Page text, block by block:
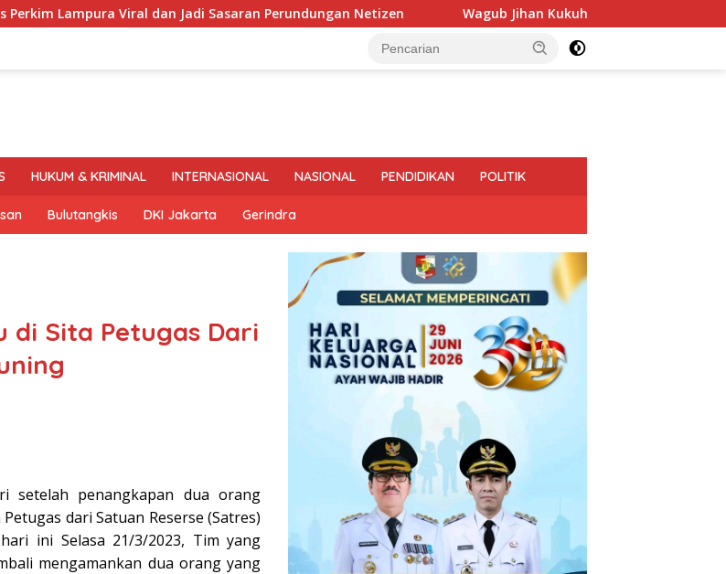
Viral dan Jadi Sasaran Perundungan Netizen Wagub Jihan Kukuhkan Pengurus Mabigus dan
HUKUM & KRIMINAL INTERNASIONAL NASIONAL PENDIDIKAN POLITIK
Bulutangkis DKI Jakarta Gerindra
di Sita Petugas Dari
setelah penangkapan dua orang
dari Satuan Reserse (Satres)
ini Selasa 21/3/2023, Tim yang
mengamankan dua orang yang